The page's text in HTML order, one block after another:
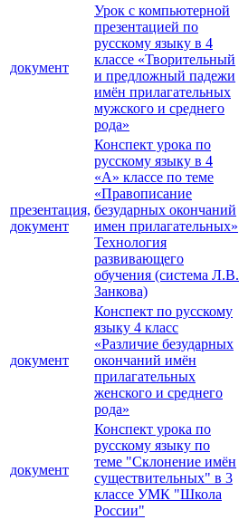
документ
Урок с компьютерной
презентацией по
русскому языку в 4
классе «Творительный
и предложный падежи
имён прилагательных
мужского и среднего
рода»
презентация,
документ
Конспект урока по
русскому языку в 4
«А» классе по теме
«Правописание
безударных окончаний
имен прилагательных»
Технология
развивающего
обучения (система Л.В.
Занкова)
документ
Конспект по русскому
языку 4 класс
«Различие безударных
окончаний имён
прилагательных
женского и среднего
рода»
документ
Конспект урока по
русскому языку по
теме "Склонение имён
существительных" в 3
классе УМК "Школа
России"